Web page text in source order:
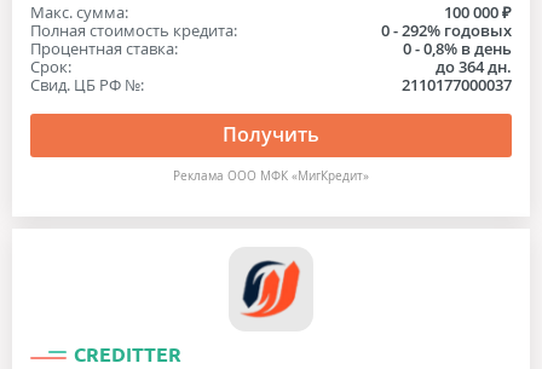
Макс. сумма:
100 000 ₽
Полная стоимость кредита:
0 - 292% годовых
Процентная ставка:
0 - 0,8% в день
Срок:
до 364 дн.
Свид. ЦБ РФ №:
2110177000037
Получить
Реклама ООО МФК «МигКредит»
CREDITTER